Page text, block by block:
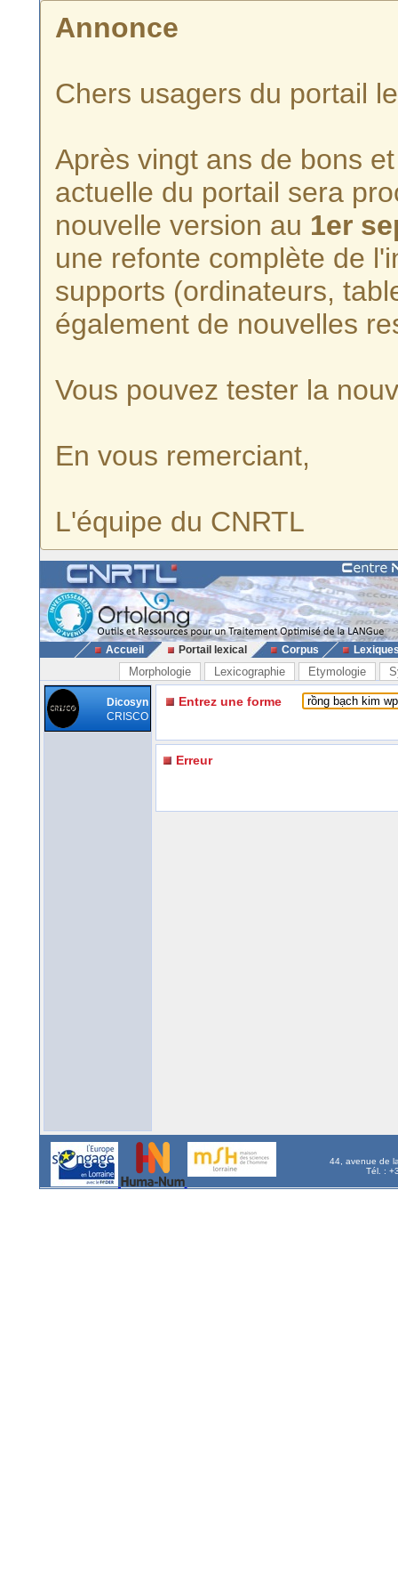
Annonce
Chers usagers du portail
Après vingt ans de bons
actuelle du portail sera
nouvelle version au 1er
une refonte complète de
supports (ordinateurs,
également de nouvelles
Vous pouvez tester la
En vous remerciant,
L'équipe du CNRTL
Accueil Portail lexical Corpus
Morphologie Lexicographie Etymologie
Dicosyn
CRISCO
Entrez une forme
Erreur
44, avenue de
Tél. :